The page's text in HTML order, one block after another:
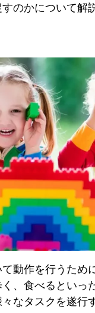
のかについて解
動作を行うため
、食べるといっ
なタスクを遂行